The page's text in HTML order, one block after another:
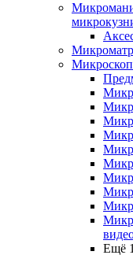
Ещё 1